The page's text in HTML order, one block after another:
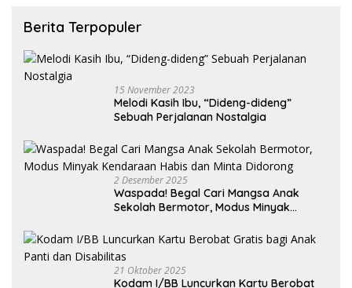
Berita Terpopuler
15 November 2023
Melodi Kasih Ibu, “Dideng-dideng”
Sebuah Perjalanan Nostalgia
2 Desember 2025
Waspada! Begal Cari Mangsa Anak
Sekolah Bermotor, Modus Minyak
21 Oktober 2025
Kodam I/BB Luncurkan Kartu Berobat